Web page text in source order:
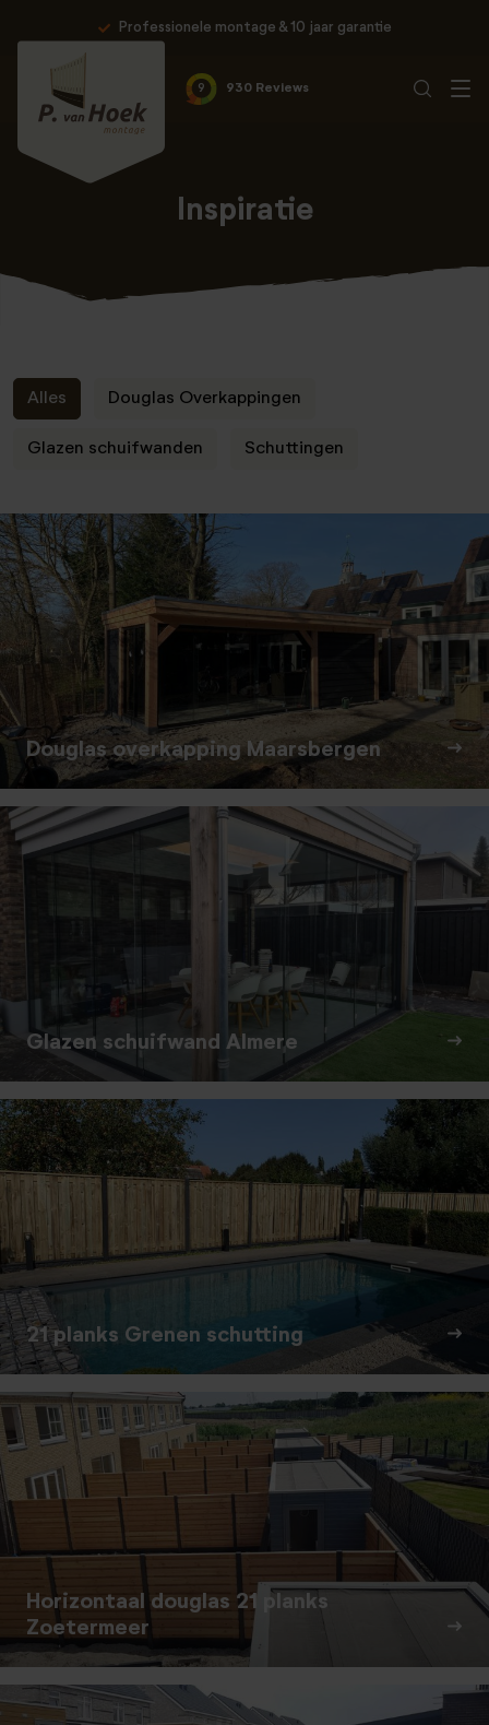
Professionele montage & 10 jaar garantie
9 930 Reviews
Inspiratie
Alles Douglas Overkappingen
Glazen schuifwanden Schuttingen
Douglas overkapping Maarsbergen
Glazen schuifwand Almere
21 planks Grenen schutting
Horizontaal douglas 21 planks
Zoetermeer